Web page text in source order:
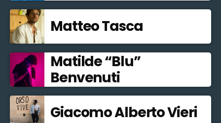
Matteo Tasca
Matilde “Blu”
Benvenuti
Giacomo Alberto Vieri